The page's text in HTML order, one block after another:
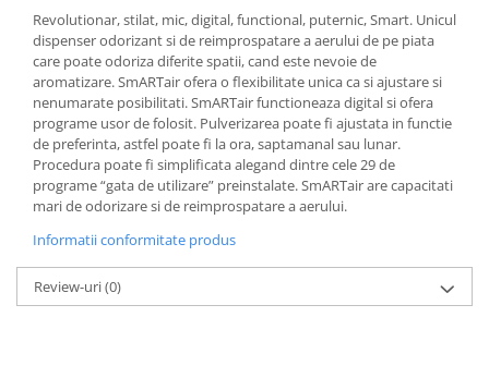
Eco logical
Produse lichide certificare Eco Cert
Detergenti BIO
Eco Confort
Fose Septice & Întreținere
Eco Confort
BioZone
Note di Natura
Eco Friendly
Revolutionar, stilat, mic, digital, functional, puternic, Smart. Unicul
dispenser odorizant si de reimprospatare a aerului de pe piata
care poate odoriza diferite spatii, cand este nevoie de
aromatizare. SmARTair ofera o flexibilitate unica ca si ajustare si
nenumarate posibilitati. SmARTair functioneaza digital si ofera
programe usor de folosit. Pulverizarea poate fi ajustata in functie
de preferinta, astfel poate fi la ora, saptamanal sau lunar.
Procedura poate fi simplificata alegand dintre cele 29 de
programe “gata de utilizare” preinstalate. SmARTair are capacitati
mari de odorizare si de reimprospatare a aerului.
Informatii conformitate produs
Review-uri(0)